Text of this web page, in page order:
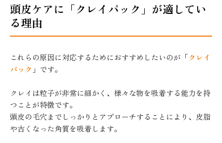
頭皮ケアに「クレイパック」が適してい
る理由
これらの原因に対応するためにおすすめしたいのが「クレイ
パック 」です。
クレイは粒子が非常に細かく、様々な物を吸着する能力を持
つことが特徴です。
頭皮の毛穴までしっかりとアプローチすることにより、皮脂
や古くなった角質を吸着します。